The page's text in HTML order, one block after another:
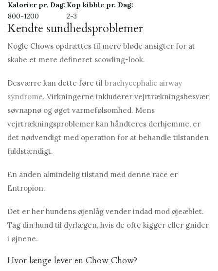
Kalorier pr. Dag: Kop kibble pr. Dag:
800-1200
2-3
Kendte sundhedsproblemer
Nogle Chows opdrættes til mere bløde ansigter for at
skabe et mere defineret scowling-look.
Desværre kan dette føre til brachycephalic airway
syndrome. Virkningerne inkluderer vejrtrækningsbesvær,
søvnapnø og øget varmefølsomhed. Mens
vejrtrækningsproblemer kan håndteres derhjemme, er
det nødvendigt med operation for at behandle tilstanden
fuldstændigt.
En anden almindelig tilstand med denne race er
Entropion.
Det er her hundens øjenlåg vender indad mod øjeæblet.
Tag din hund til dyrlægen, hvis de ofte kigger eller gnider
i øjnene.
Hvor længe lever en Chow Chow?